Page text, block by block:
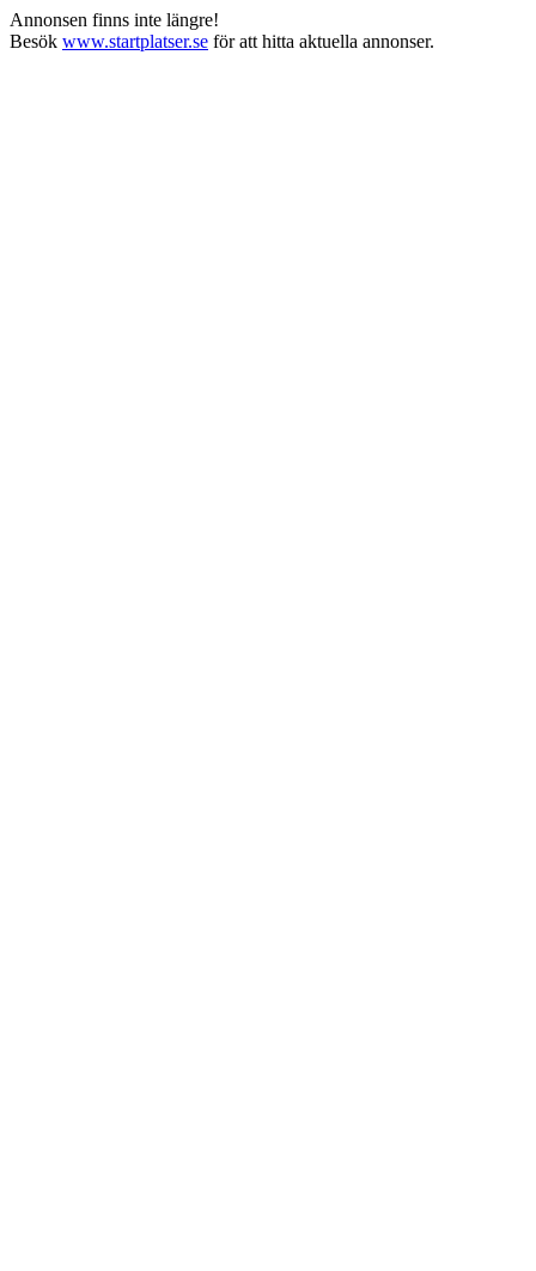
Annonsen finns inte längre!
Besök www.startplatser.se för att hitta aktuella annonser.